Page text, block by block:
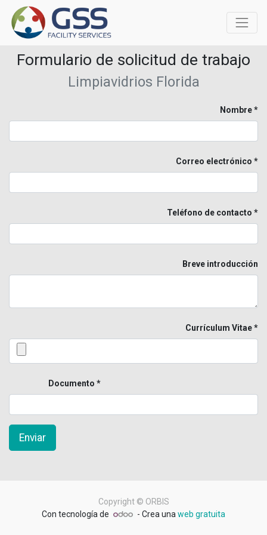
Formulario de solicitud de trabajo
Limpiavidrios Florida
Nombre
Correo electrónico
Teléfono de contacto
Breve introducción
Currículum Vitae
Documento
Enviar
Copyright © ORBIS
Con tecnología de
- Crea una web gratuita